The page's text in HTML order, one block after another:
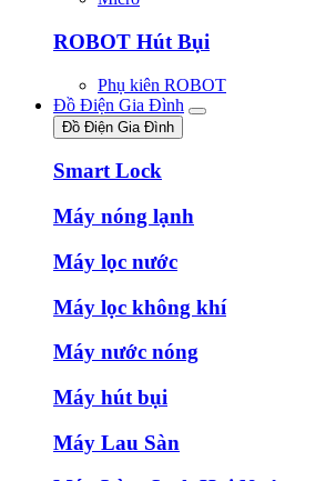
ROBOT Hút Bụi
Phụ kiên ROBOT
Đồ Điện Gia Đình
Đồ Điện Gia Đình
Smart Lock
Máy nóng lạnh
Máy lọc nước
Máy lọc không khí
Máy nước nóng
Máy hút bụi
Máy Lau Sàn